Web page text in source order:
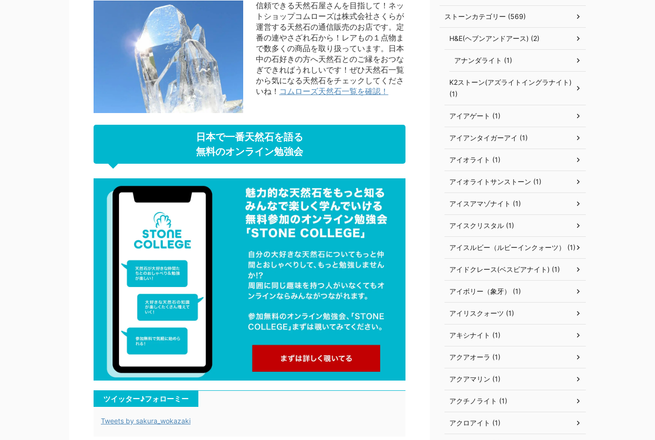
信頼できる天然石屋さんを目指して！ネッ
トショップコムローズは株式会社さくらが
運営する天然石の通信販売のお店です。定
番の連やさざれ石から！レアもの１点物ま
で数多くの商品を取り扱っています。日本
中の石好きの方へ天然石とのご縁をおつな
ぎできればうれしいです！ぜひ天然石一覧
から気になる天然石をチェックしてくださ
いね！ コムローズ天然石一覧を確認！
日本で一番天然石を語る
無料のオンライン勉強会
ツイッター♪フォローミー
Tweets by sakura_wokazaki
ストーンカテゴリー (569)
H&E(ヘブンアンドアース) (2)
アナンダライト (1)
K2ストーン(アズライトイングラナイト)
(1)
アイアゲート (1)
アイアンタイガーアイ (1)
アイオライト (1)
アイオライトサンストーン (1)
アイスアマゾナイト (1)
アイスクリスタル (1)
アイスルビー（ルビーインクォーツ） (1)
アイドクレース(ベスビアナイト) (1)
アイボリー（象牙） (1)
アイリスクォーツ (1)
アキシナイト (1)
アクアオーラ (1)
アクアマリン (1)
アクチノライト (1)
アクロアイト (1)